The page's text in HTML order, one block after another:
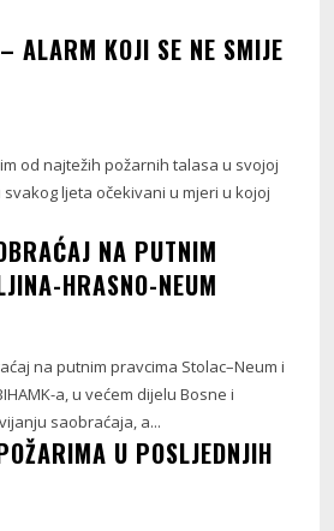
ALARM KOJI SE NE SMIJE
od najtežih požarnih talasa u svojoj
ljeta očekivani u mjeri u kojoj
NA PUTNIM
HRASNO-NEUM
na putnim pravcima Stolac–Neum i
a, u većem dijelu Bosne i
saobraćaja, a...
U POSLJEDNJIH